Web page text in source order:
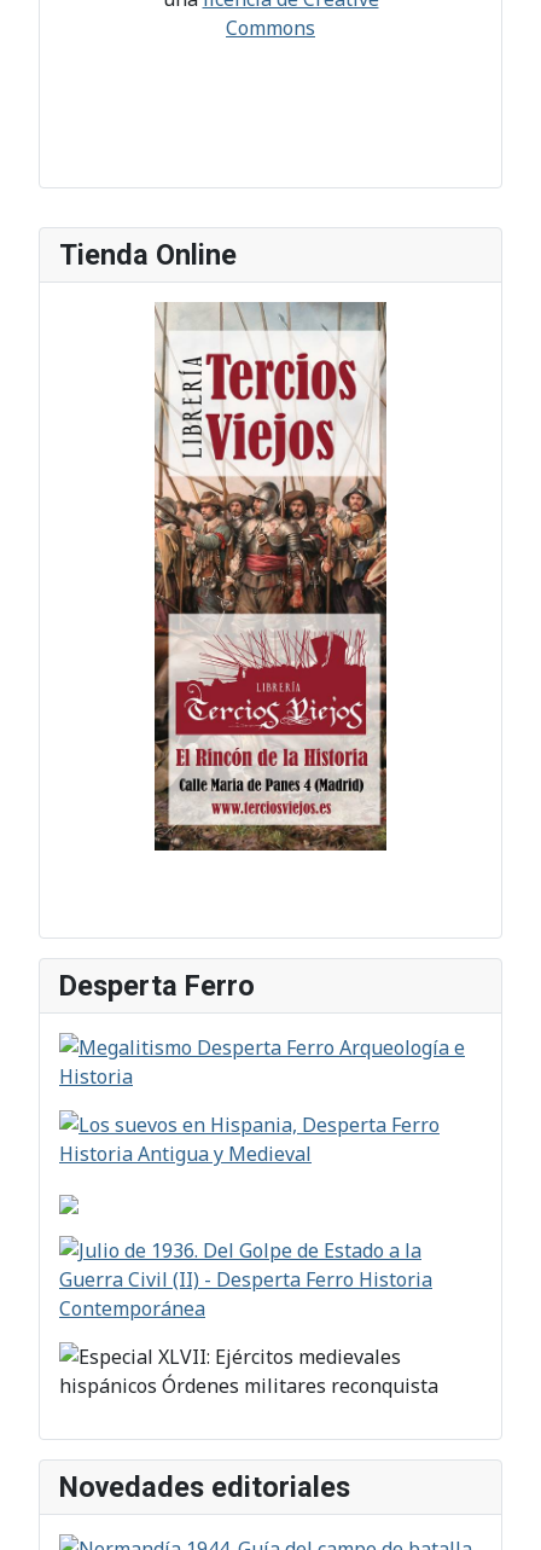
Tienda Online
Desperta Ferro
Novedades editoriales
Commons